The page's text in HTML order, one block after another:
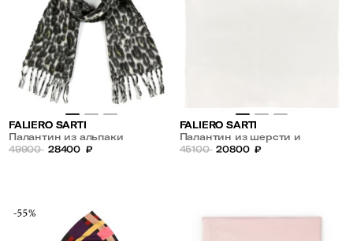
FALIERO SARTI
Палантин из альпаки
49900 28400 ₽
FALIERO SARTI
Палантин из шерсти и
кашемира
45100 20800 ₽
-55%